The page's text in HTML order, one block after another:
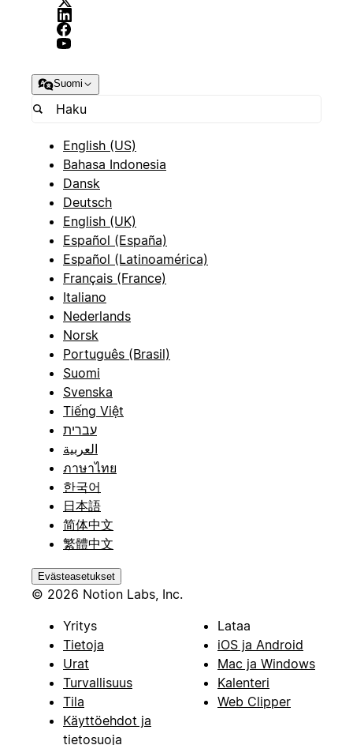
Suomi
English (US)
Bahasa Indonesia
Dansk
Deutsch
English (UK)
Español (España)
Español (Latinoamérica)
Français (France)
Italiano
Nederlands
Norsk
Português (Brasil)
Suomi
Svenska
Tiếng Việt
עברית
العربية
ภาษาไทย
한국어
日本語
简体中文
繁體中文
Evästeasetukset
© 2026 Notion Labs, Inc.
Yritys
Tietoja
Urat
Turvallisuus
Tila
Käyttöehdot ja
tietosuoja
Lataa
iOS ja Android
Mac ja Windows
Kalenteri
Web Clipper